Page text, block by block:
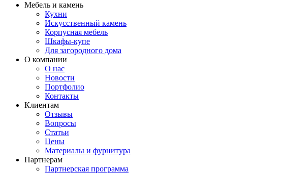
Мебель и камень
Кухни
Искусственный камень
Корпусная мебель
Шкафы-купе
Для загородного дома
О компании
О нас
Новости
Портфолио
Контакты
Клиентам
Отзывы
Вопросы
Статьи
Цены
Материалы и фурнитура
Партнерам
Партнерская программа